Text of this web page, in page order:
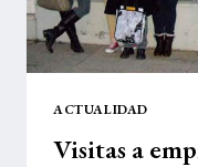
ACTUALIDAD
Visitas a